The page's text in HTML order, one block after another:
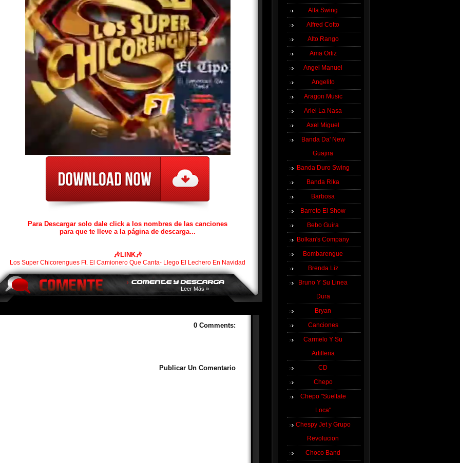
Para Descargar solo dale click a los nombres de las canciones
para que te lleve a la página de descarga...
🎶LINK🎶
Los Super Chicorengues Ft. El Camionero Que Canta- Llego El Lechero En Navidad
Leer Más »
0 Comments:
Publicar Un Comentario
Alfa Swing
Alfred Cotto
Alto Rango
Ama Ortiz
Angel Manuel
Angelito
Aragon Music
Ariel La Nasa
Axel Miguel
Banda Da' New
Guajira
Banda Duro Swing
Banda Rika
Barbosa
Barreto El Show
Bebo Guira
Bolkan's Company
Bombarengue
Brenda Liz
Bruno Y Su Linea
Dura
Bryan
Canciones
Carmelo Y Su
Artilleria
CD
Chepo
Chepo "Sueltate
Loca"
Chespy Jet y Grupo
Revolucion
Choco Band